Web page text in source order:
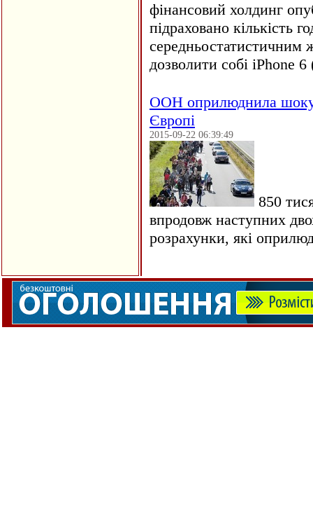
фінансовий холдинг
підраховано кількість
середньостатистичним
дозволити собі iPhone 6
ООН оприлюднила
Європі
2015-09-22 06:39:49
850
впродовж наступних
розрахунки, які